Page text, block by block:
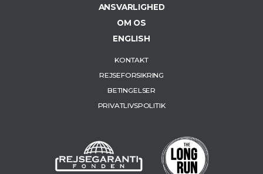
ANSVARLIGHED
OM OS
ENGLISH
KONTAKT
REJSEFORSIKRING
BETINGELSER
PRIVATLIVSPOLITIK